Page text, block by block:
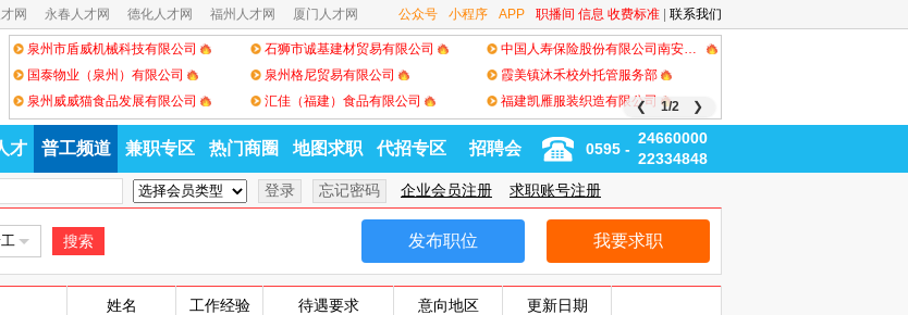
公众号 小程序 APP 职播间 信息 收费标准 联系我们
网 永春人才网 德化人才网 福州人才网 厦门人才网
泉州市盾威机械科技有限公司 石狮市诚基建材贸易有限公司
中国人寿保险股份有限公司南安市支公司
国泰物业（泉州）有限公司
泉州格尼贸易有限公司
霞美镇沐禾校外托管服务部
泉州威威猫食品发展有限公司
汇佳（福建）食品有限公司 福建凯雁服装织造有限公司
❮ 1/2 ❯
0595 -
24660000
22334848
才 普工频道 兼职专区 热门商圈 地图求职 代招专区 招聘会
企业会员注册 求职账号注册
发布职位 我要求职
搜索
姓名 工作经验 待遇要求 意向地区 更新日期